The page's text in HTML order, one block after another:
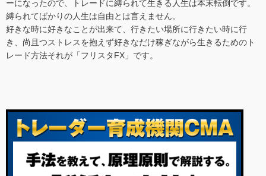
ーになったので、トレードに縛られて生きる人生は本末転倒です。
縛られてばかりの人生は自由とは言えません。
好きな時に好きなことが出来て、行きたい場所に行きたい時に行
き、尚且つストレスを抱えず好きなだけ稼ぎながら生きるためのト
レード方法それが「フリスタFX」です。